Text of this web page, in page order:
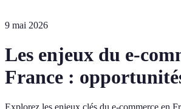
9 mai 2026
Les enjeux du e-
France :
Explorez les enjeux clés du e-commerce en